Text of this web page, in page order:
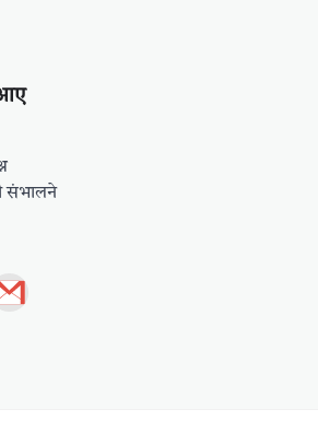
आए
संभालने